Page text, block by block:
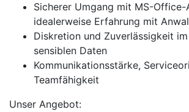
Sicherer Umgang mit MS-Office-
idealerweise Erfahrung mit
Diskretion und Zuverlässigkeit
sensiblen Daten
Kommunikationsstärke,
Teamfähigkeit
Unser Angebot: